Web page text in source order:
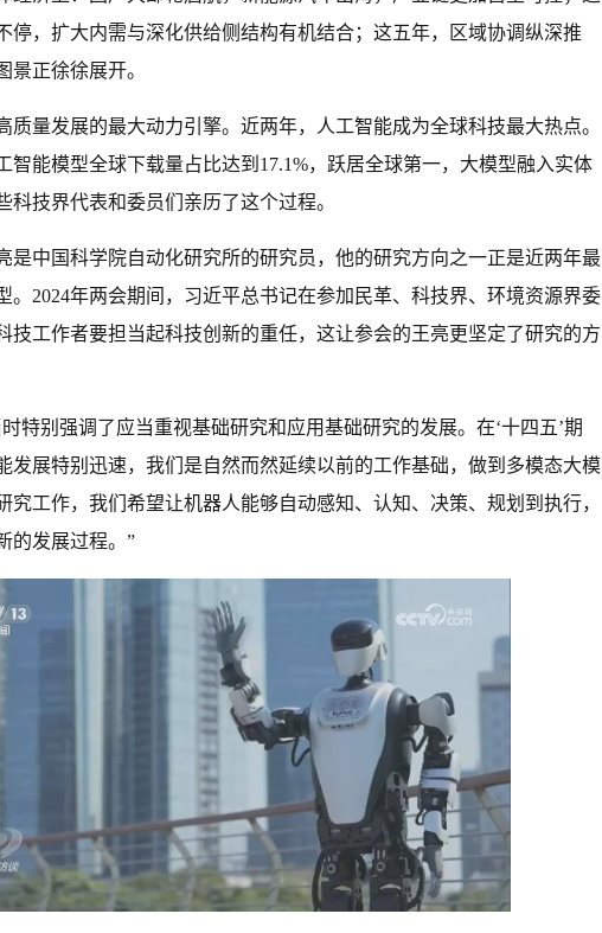
停，扩大内需与深化供给侧结构有机结合；这五年，区域协调纵深推
景正徐徐展开。
质量发展的最大动力引擎。近两年，人工智能成为全球科技最大热点。
智能模型全球下载量占比达到17.1%，跃居全球第一，大模型融入实体
科技界代表和委员们亲历了这个过程。
是中国科学院自动化研究所的研究员，他的研究方向之一正是近两年最
。2024年两会期间，习近平总书记在参加民革、科技界、环境资源界委
技工作者要担当起科技创新的重任，这让参会的王亮更坚定了研究的方
特别强调了应当重视基础研究和应用基础研究的发展。在‘十四五’期
发展特别迅速，我们是自然而然延续以前的工作基础，做到多模态大模
究工作，我们希望让机器人能够自动感知、认知、决策、规划到执行，
的发展过程。”